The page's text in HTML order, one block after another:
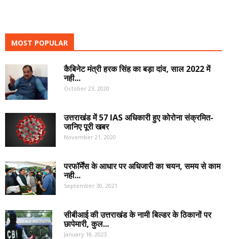
MOST POPULAR
कैबिनेट मंत्री हरक सिंह का बड़ा दांव, साल 2022 में
नही...
October 23, 2020
उत्तराखंड में 57 IAS अधिकारी हुए कोरोना संक्रमित-
जानिए पूरी खबर
November 21, 2020
परफॉर्मेंस के आधार पर अधिजारी का चयन, समय से काम
नही...
September 30, 2021
सीबीआई की उत्तराखंड के नामी बिल्डर के ठिकानों पर
छापेमारी, कुल...
January 18, 2023